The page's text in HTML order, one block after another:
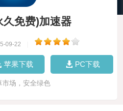
免费)加速器
09-22
苹果下载 PC下载
市场，安全绿色